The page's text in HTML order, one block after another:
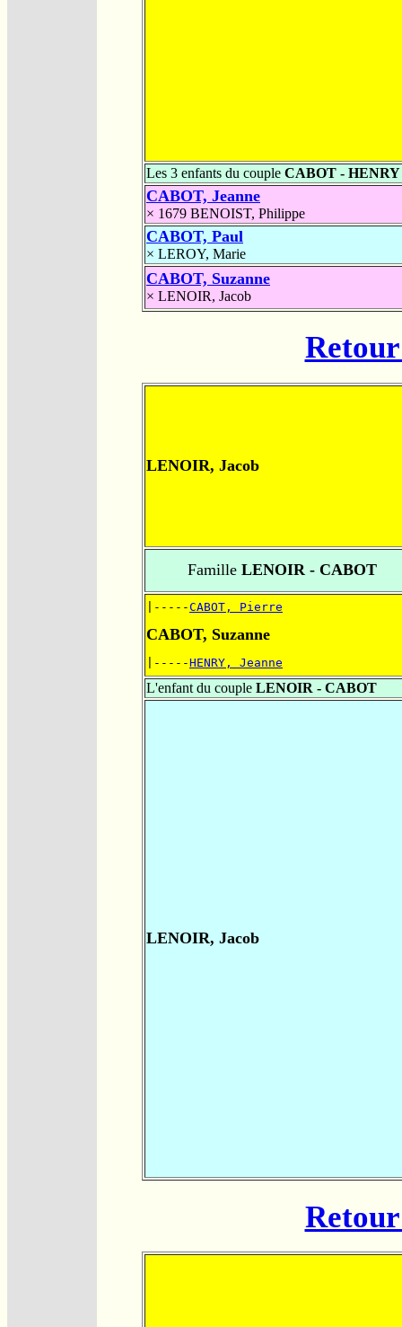
Les 3 enfants du couple CABOT - HENRY
CABOT, Jeanne
× 1679 BENOIST, Philippe
CABOT, Paul
× LEROY, Marie
CABOT, Suzanne
× LENOIR, Jacob
LENOIR, Jacob
Famille LENOIR - CABOT
|-----CABOT, Pierre
CABOT, Suzanne
|-----HENRY, Jeanne
L'enfant du couple LENOIR - CABOT
LENOIR, Jacob